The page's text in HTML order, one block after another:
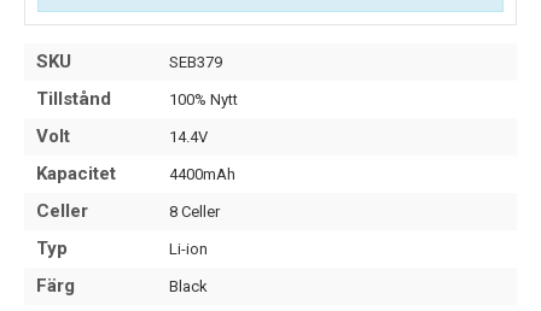
SKU SEB379
Tillstånd 100% Nytt
Volt 14.4V
Kapacitet 4400mAh
Celler 8 Celler
Typ Li-ion
Färg Black